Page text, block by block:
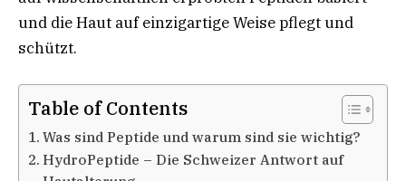
und die Haut auf einzigartige Weise pflegt und
schützt.
Table of Contents
Was sind Peptide und warum sind sie wichtig?
HydroPeptide – Die Schweizer Antwort auf